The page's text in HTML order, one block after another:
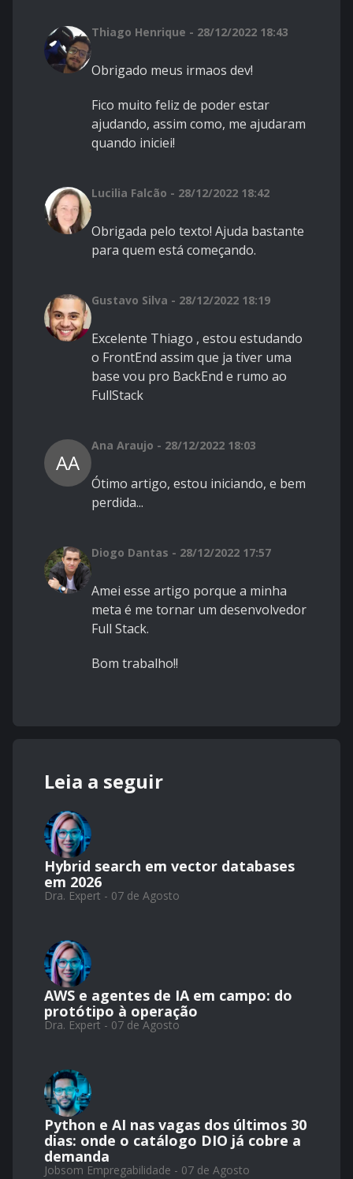
Thiago Henrique - 28/12/2022 18:43
Obrigado meus irmaos dev!
Fico muito feliz de poder estar
ajudando, assim como, me ajudaram
quando iniciei!
Lucilia Falcão - 28/12/2022 18:42
Obrigada pelo texto! Ajuda bastante
para quem está começando.
Gustavo Silva - 28/12/2022 18:19
Excelente Thiago , estou estudando
o FrontEnd assim que ja tiver uma
base vou pro BackEnd e rumo ao
FullStack
AA
Ana Araujo - 28/12/2022 18:03
Ótimo artigo, estou iniciando, e bem
perdida...
Diogo Dantas - 28/12/2022 17:57
Amei esse artigo porque a minha
meta é me tornar um desenvolvedor
Full Stack.
Bom trabalho!!
Leia a seguir
Hybrid search em vector databases
em 2026
Dra. Expert - 07 de Agosto
AWS e agentes de IA em campo: do
protótipo à operação
Dra. Expert - 07 de Agosto
Python e AI nas vagas dos últimos 30
dias: onde o catálogo DIO já cobre a
demanda
Jobsom Empregabilidade - 07 de Agosto